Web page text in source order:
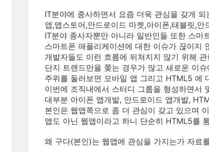
IT분야에 종사하면서 요즘 더욱 관심을 갖게
앱,앱스토어,안드로이드 마켓,아이폰,태블릿,안
IT분야 종사자뿐만 아니라 일반인들 또한 스
스마트폰 애플리케이션에 대한 이슈가 끊이지
개발자들도 이런 흐름에 뒤쳐지지 않기 위해
단지 트랜드만을 쫒는 경우가 많고 새로운 이
주위를 둘러보면 모바일 앱 그리고 HTML5 에
이번에 조직내에서 스터디 그룹을 형성하면서
대부분 아이폰 앱개발, 안드로이드 앱개발,
본인은 웹앱쪽으로 좀 더 관심이 갖고 있으며
앱도 아닌 웹앱이라고 하니 단순히 HTML5를
왜 구다(본인)는 웹앱에 관심을 가지는가 자료